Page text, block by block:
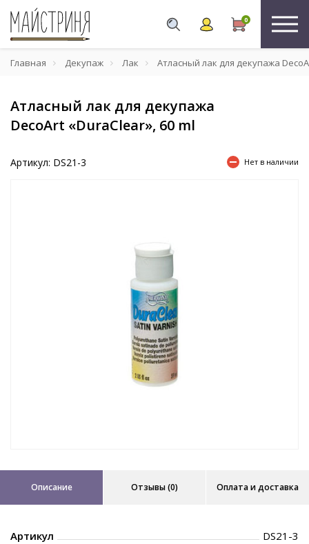
0
Главная Декупаж Лак Атласный лак для декупажа
Атласный лак для декупажа
DecoArt «DuraClear», 60 ml
Артикул: DS21-3 Нет в наличии
Описание Отзывы (0) Оплата и доставка
Артикул DS21-3